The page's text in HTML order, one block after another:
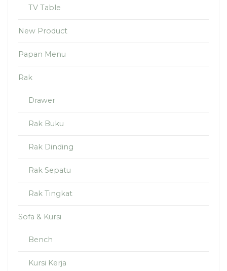
TV Table
New Product
Papan Menu
Rak
Drawer
Rak Buku
Rak Dinding
Rak Sepatu
Rak Tingkat
Sofa & Kursi
Bench
Kursi Kerja